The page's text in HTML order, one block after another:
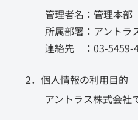
管理者名：管理本
所属部署：アント
連絡先 ：03-5459-
2．個人情報の利用目的
アントラス株式会社